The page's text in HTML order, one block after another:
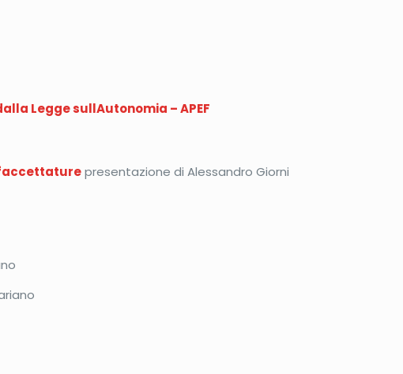
Legge sullAutonomia – APEF
presentazione di Alessandro Giorni